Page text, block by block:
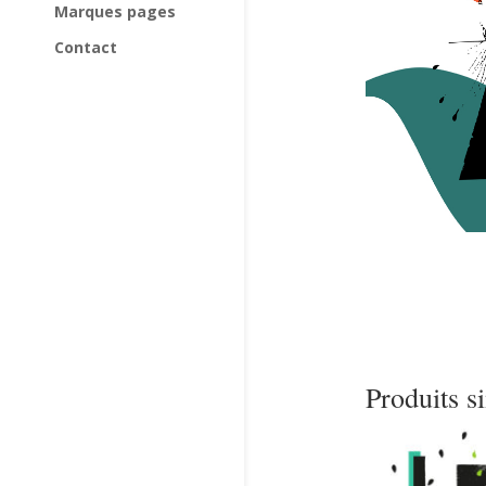
Marques pages
Contact
Produits